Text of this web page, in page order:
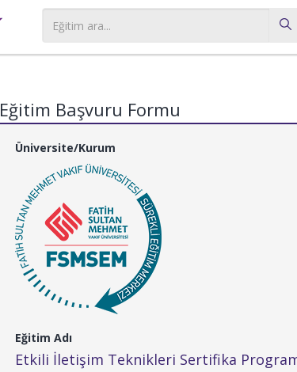
Eğitim Başvuru Formu
Üniversite/Kurum
Eğitim Adı
Etkili İletişim Teknikleri Sertifika